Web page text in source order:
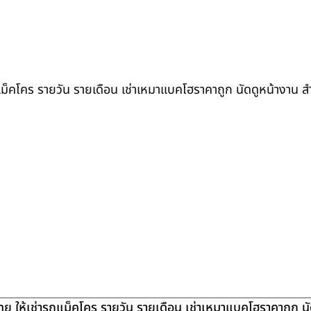
โคร รายวัน รายเดือน เช่าเหมาแบคโฮราคาถูก นัดดูหน้างาน ส